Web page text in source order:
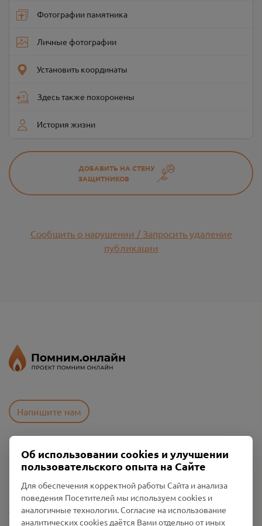
Фотографии памятника
Личные фотографии
Установить координаты
Здесь также похоронены
История жизни
ДОБАВИТЬ НА СТЕНУ
ЗАЩИТНИКОВ
Сообщить о нарушении / Запросить удаление
публикации
Напишите нам
Пользовательское соглашение
Политика конфиденциальности
Промо-материалы
Настройки cookies
Об использовании cookies и улучшении
пользовательского опыта на Сайте
Для обеспечения корректной работы Сайта и анализа
поведения Посетителей мы используем cookies и
аналогичные технологии. Согласие на использование
аналитических cookies даётся Вами отдельно от иных